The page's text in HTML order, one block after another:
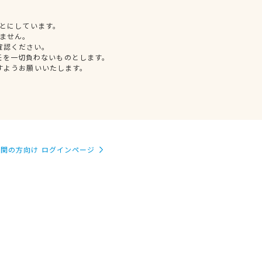
しています。
せん。
ください。
一切負わないものとします。
うお願いいたします。
の方向け ログインページ